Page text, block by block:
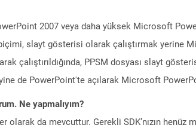
2007 veya daha yüksek Microsoft
slayt gösterisi olarak çalıştırmak yerine
çalıştırıldığında, PPSM dosyası slayt
de PowerPoint'te açılarak Microsoft
Ne yapmalıyım?
da mevcuttur. Gerekli SDK’nızın henüz